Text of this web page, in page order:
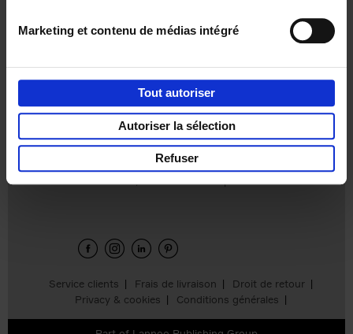
Marketing et contenu de médias intégré
Tout autoriser
Autoriser la sélection
Refuser
Ajouter au panier
Service clients Frais de livraison
Droit de retour
Privacy & cookies
Conditions générales
Envie de bonnes idées de lecture, de